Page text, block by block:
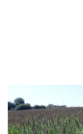
Moissons
en profiter pour
La sécheresse se